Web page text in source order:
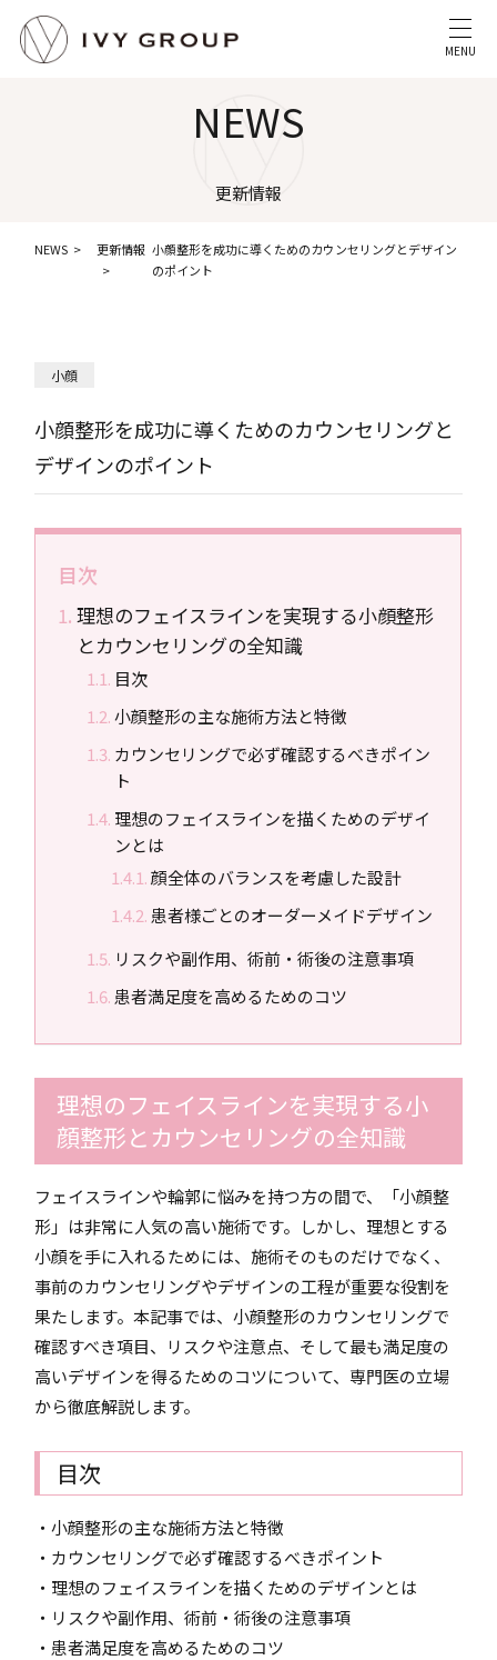
MENU
NEWS
更新情報
NEWS 更新情報 小顔整形を成功に導くためのカウンセリングとデザイン
のポイント
小顔
小顔整形を成功に導くためのカウンセリングと
デザインのポイント
目次
理想のフェイスラインを実現する小顔整形
とカウンセリングの全知識
目次
小顔整形の主な施術方法と特徴
カウンセリングで必ず確認するべきポイン
ト
理想のフェイスラインを描くためのデザイ
ンとは
顔全体のバランスを考慮した設計
患者様ごとのオーダーメイドデザイン
リスクや副作用、術前・術後の注意事項
患者満足度を高めるためのコツ
理想のフェイスラインを実現する小
顔整形とカウンセリングの全知識
フェイスラインや輪郭に悩みを持つ方の間で、「小顔整
形」は非常に人気の高い施術です。しかし、理想とする
小顔を手に入れるためには、施術そのものだけでなく、
事前のカウンセリングやデザインの工程が重要な役割を
果たします。本記事では、小顔整形のカウンセリングで
確認すべき項目、リスクや注意点、そして最も満足度の
高いデザインを得るためのコツについて、専門医の立場
から徹底解説します。
目次
・小顔整形の主な施術方法と特徴
・カウンセリングで必ず確認するべきポイント
・理想のフェイスラインを描くためのデザインとは
・リスクや副作用、術前・術後の注意事項
・患者満足度を高めるためのコツ